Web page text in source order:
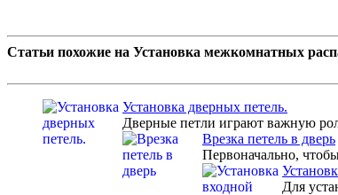
Статьи похожие на Установка межкомнатных
Установка дверных петель.
Дверные петли играют важную
Врезка петель в дверь
Первоначально,
Для